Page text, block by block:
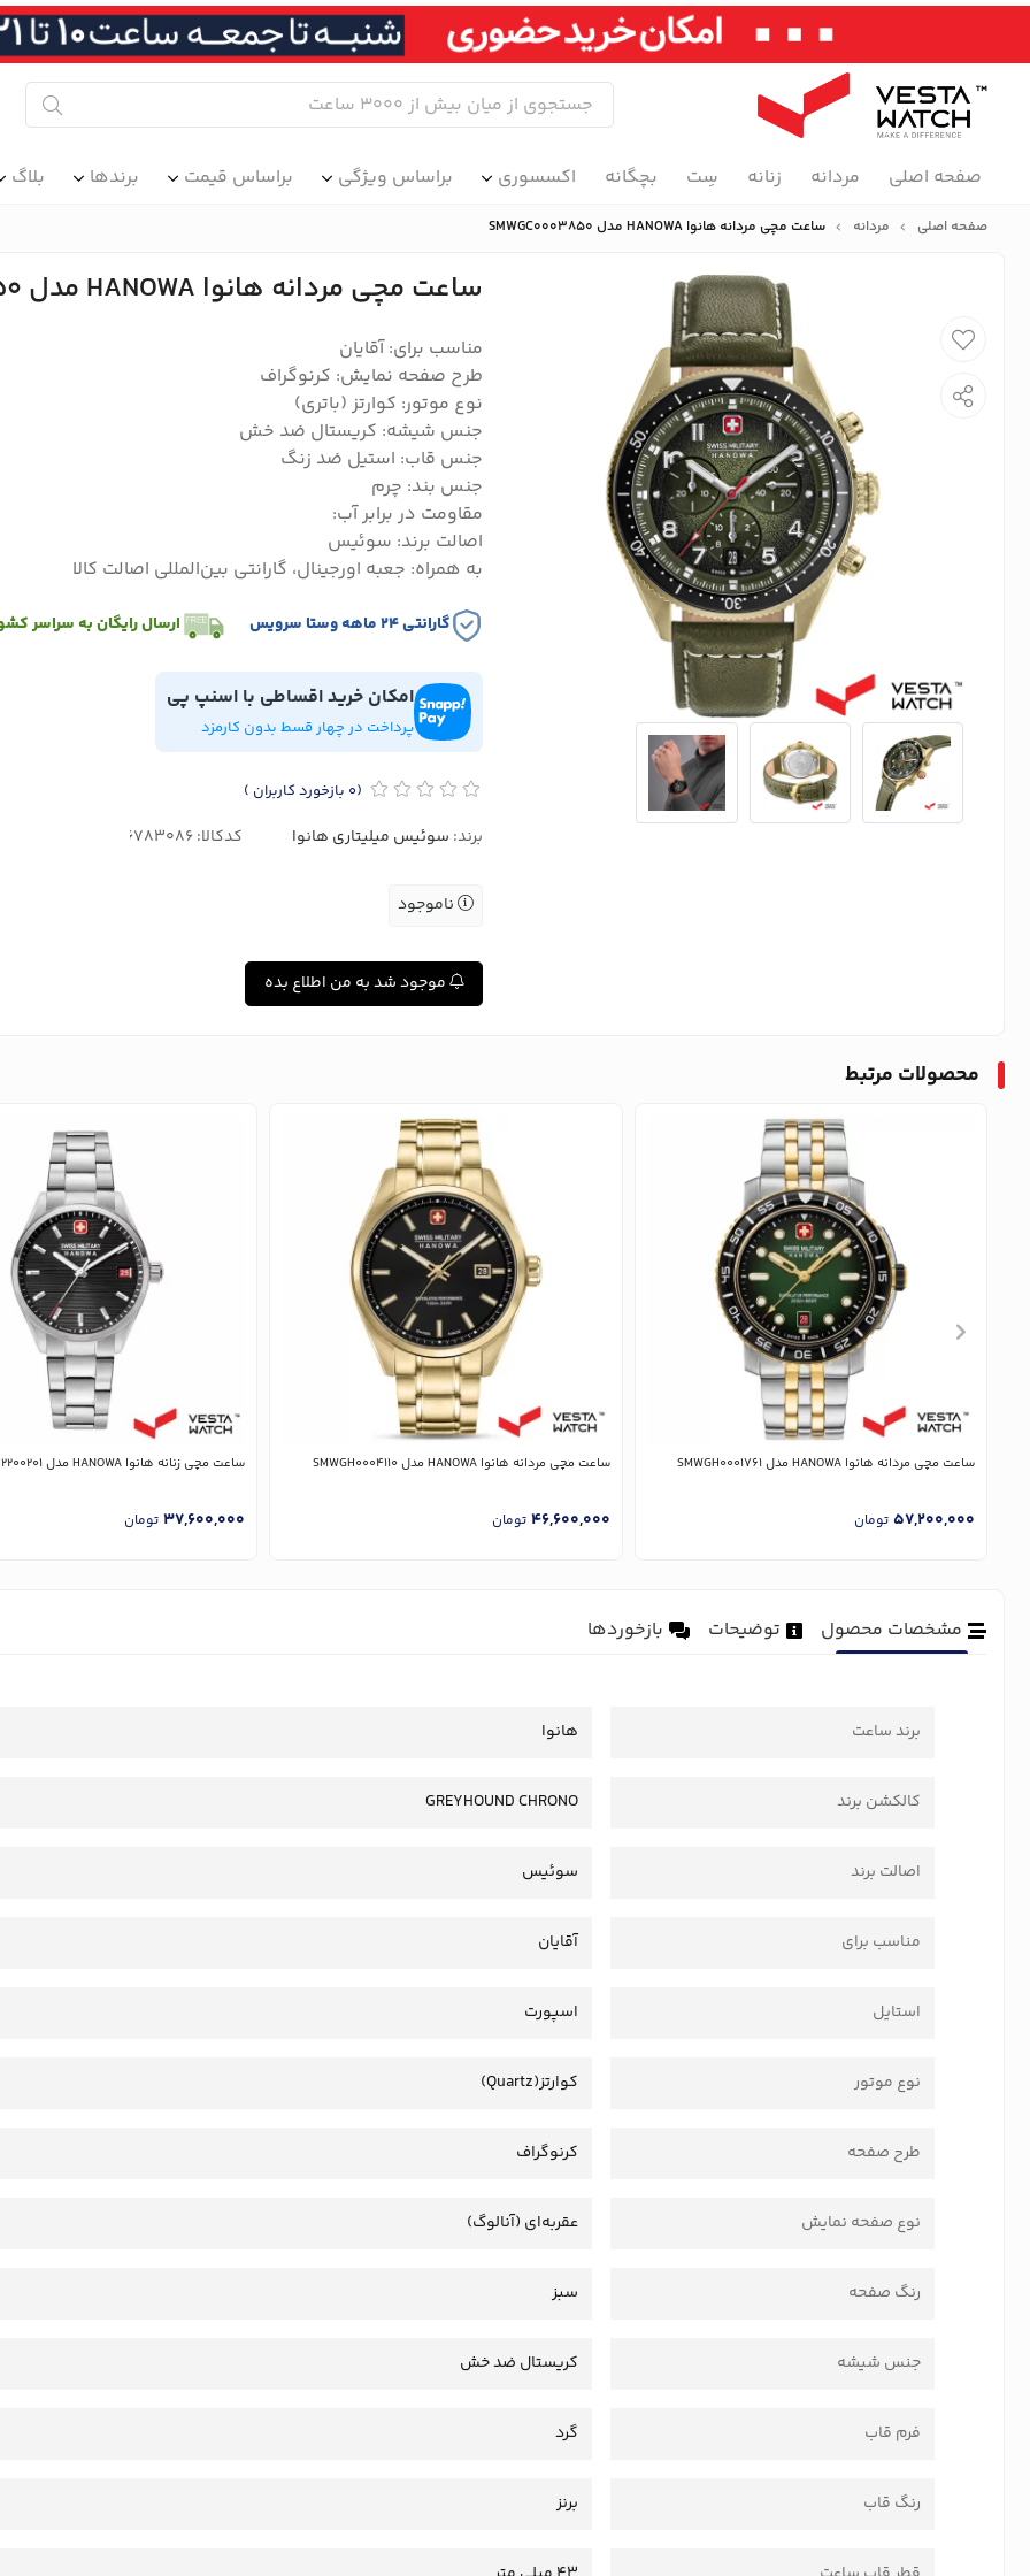
صفحه اصلی مردانه زنانه سِت بچگانه اکسسوری براساس ویژگی براساس قیمت برندها بلاگ
صفحه اصلی مردانه ساعت مچی مردانه هانوا HANOWA مدل SMWGC0003850
ساعت مچی مردانه هانوا HANOWA مدل SMWGC0003850
مناسب برای: آقایان
طرح صفحه نمایش: کرنوگراف
نوع موتور: کوارتز (باتری)
جنس شیشه: کریستال ضد خش
جنس قاب: استیل ضد زنگ
جنس بند: چرم
مقاومت در برابر آب:
اصالت برند: سوئیس
به همراه: جعبه اورجینال، گارانتی بین‌المللی اصالت کالا
گارانتی ۲۴ ماهه وستا سرویس ارسال رایگان به سراسر
امکان خرید اقساطی با اسنپ پی
پرداخت در چهار قسط بدون کارمزد
(0 بازخورد کاربران )
برند: سوئیس میلیتاری هانوا کدکالا:
ناموجود
موجود شد به من اطلاع بده
محصولات مرتبط
ساعت مچی مردانه هانوا HANOWA مدل SMWGH0001761
57,200,000 تومان
ساعت مچی مردانه هانوا HANOWA مدل SMWGH0004110
46,600,000 تومان
ساعت مچی زنانه هانوا HANOWA مدل SMWLH2200201
37,600,000 تومان
مشخصات محصول توضیحات بازخوردها
برند ساعت هانوا
کالکشن برند GREYHOUND CHRONO
اصالت برند سوئیس
مناسب برای آقایان
استایل اسپورت
نوع موتور کوارتز(Quartz)
طرح صفحه کرنوگراف
نوع صفحه نمایش عقربه‌ای (آنالوگ)
رنگ صفحه سبز
جنس شیشه کریستال ضد خش
فرم قاب گرد
رنگ قاب برنز